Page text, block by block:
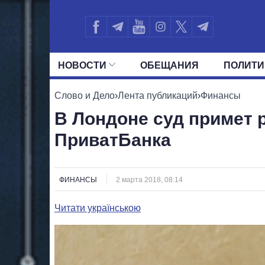
НОВОСТИ ОБЕЩАНИЯ
ВСЕ ПОЛИТИКИ ПРЕЗИДЕНТ И
Слово и Дело›Лента публикаций›Финансы
В Лондоне суд примет
ПриватБанка
ФИНАНСЫ 2 марта 2018, 08:14
Читати українською